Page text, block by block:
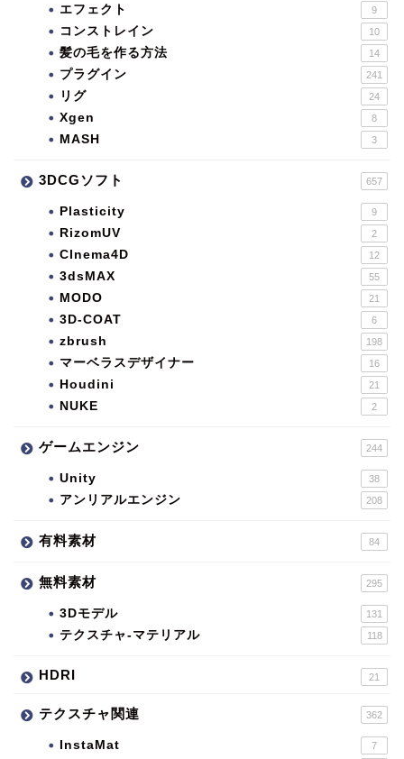
エフェクト 9
コンストレイン 10
髪の毛を作る方法 14
プラグイン 241
リグ 24
Xgen 8
MASH 3
3DCGソフト 657
Plasticity 9
RizomUV 2
CInema4D 12
3dsMAX 55
MODO 21
3D-COAT 6
zbrush 198
マーベラスデザイナー 16
Houdini 21
NUKE 2
ゲームエンジン 244
Unity 38
アンリアルエンジン 208
有料素材 84
無料素材 295
3Dモデル 131
テクスチャ-マテリアル 118
HDRI 21
テクスチャ関連 362
InstaMat 7